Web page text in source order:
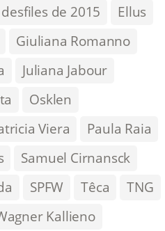
desfiles de 2015
Ellus
Giuliana Romanno
Juliana Jabour
Osklen
Viera
Paula Raia
Samuel Cirnansck
SPFW Têca
TNG
Kallieno